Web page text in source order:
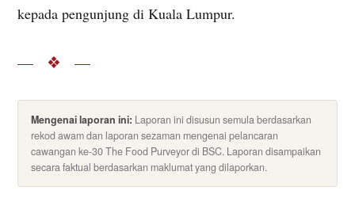
kepada pengunjung di Kuala Lumpur.
— ❖ —
Mengenai laporan ini: Laporan ini disusun semula berdasarkan
rekod awam dan laporan sezaman mengenai pelancaran
cawangan ke-30 The Food Purveyor di BSC. Laporan disampaikan
secara faktual berdasarkan maklumat yang dilaporkan.